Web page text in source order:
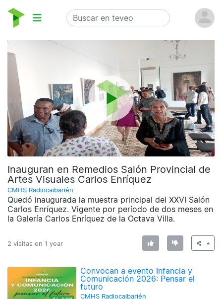
Inauguran en Remedios Salón Provincial de
Artes Visuales Carlos Enríquez
CMHS Radiocaibarién
Quedó inaugurada la muestra principal del XXVI Salón
Carlos Enríquez. Vigente por período de dos meses en
la Galería Carlos Enríquez de la Octava Villa.
2 visitas en 1 year
Convocan a evento Infancia y
Comunicación 2026: Pensar el
futuro
CMHS Radiocaibarién